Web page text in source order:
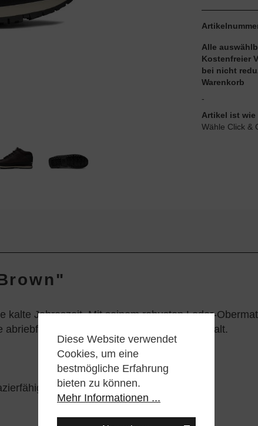
Alle
Kostenfreier
bei nicht
Warenkorb
-
Artikel ist wie
Wähle Click &
kalte Jahreszeit. Mit seinem robusten Leder-
Sohle bietet Grip und sicheren Halt.
Diese Website verwendet
Cookies, um eine
bestmögliche Erfahrung
bieten zu können.
Mehr Informationen ...